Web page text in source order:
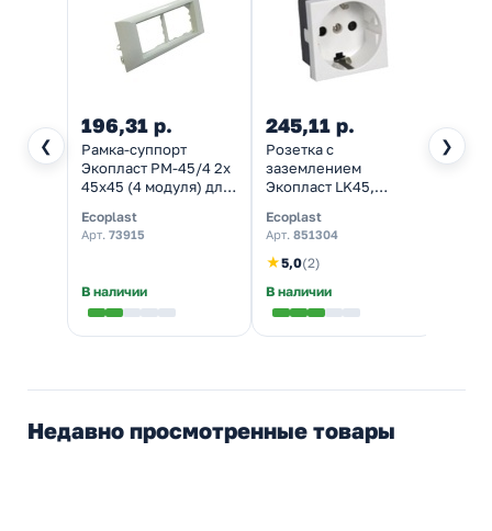
❮ ❯
196,31 р.
Рамка-суппорт
Экопласт PM-45/4 2х
45х45 (4 модуля) для
INSTA
Ecoplast
Арт. 73915
В наличии
245,11 р.
Розетка с
заземлением
Экопласт LK45,
Ecoplast
Арт. 851304
★5,0(2)
В наличии
Недавно просмотренные товары